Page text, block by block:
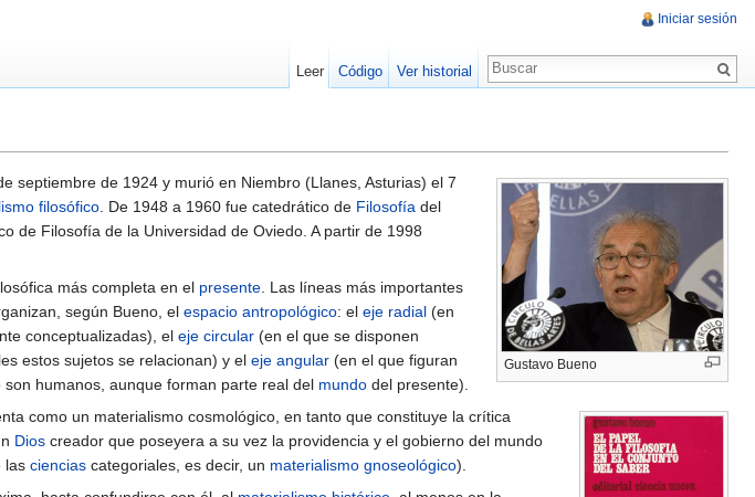
Gustavo Bueno
septiembre de 1924 y murió en Niembro (Llanes, Asturias) el 7
filosófico. De 1948 a 1960 fue catedrático de Filosofía del
de Filosofía de la Universidad de Oviedo. A partir de 1998
más completa en el presente. Las líneas más importantes
según Bueno, el espacio antropológico: el eje radial (en
conceptualizadas), el eje circular (en el que se disponen
estos sujetos se relacionan) y el eje angular (en el que figuran
humanos, aunque forman parte real del mundo del presente).
como un materialismo cosmológico, en tanto que constituye la crítica
Dios creador que poseyera a su vez la providencia y el gobierno del mundo
las ciencias categoriales, es decir, un materialismo gnoseológico).
Iniciar sesión
Leer Código Ver historial